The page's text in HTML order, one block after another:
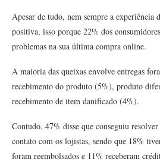
Apesar de tudo, nem sempre a experiência
positiva, isso porque 22% dos
problemas na sua última compra online.
A maioria das queixas envolve entregas
recebimento do produto (5%), produto
recebimento de item danificado (4%).
Contudo, 47% disse que conseguiu
contato com os lojistas, sendo que 18%
foram reembolsados e 11% receberam